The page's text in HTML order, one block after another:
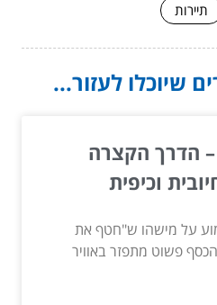
תיירות
שיוכלו לעזור...
– הדרך הקצרה
וכיפית
על מישהו ש"חטף את
פשוט מתפזר באוויר